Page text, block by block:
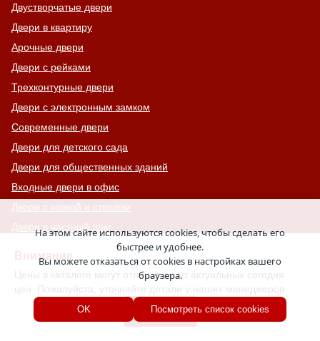
Внимание
Цены в каталоге могут отличаться от актуальных сегодня
цен. Пожалуйста, уточняйте детали у наших менеджеров.
Хорошо
Двустворчатые двери
Двери в квартиру
Арочные двери
Двери с рейками
Трехконтурные двери
Двери с электронным замком
Современные двери
Двери для детского сада
Двери для общественных зданий
Входные двери в офис
Двери с ковкой и стеклом
Двери в частный дом
Двери для складских помещений
Двери с зеркалом
Черные двери
Двери с толщиной металла 2 мм
Двери с бугельной ручкой
На этом сайте используются cookies, чтобы сделать его
быстрее и удобнее.
Вы можете отказаться от cookies в настройках вашего
браузера.
OK Посмотреть список cookies